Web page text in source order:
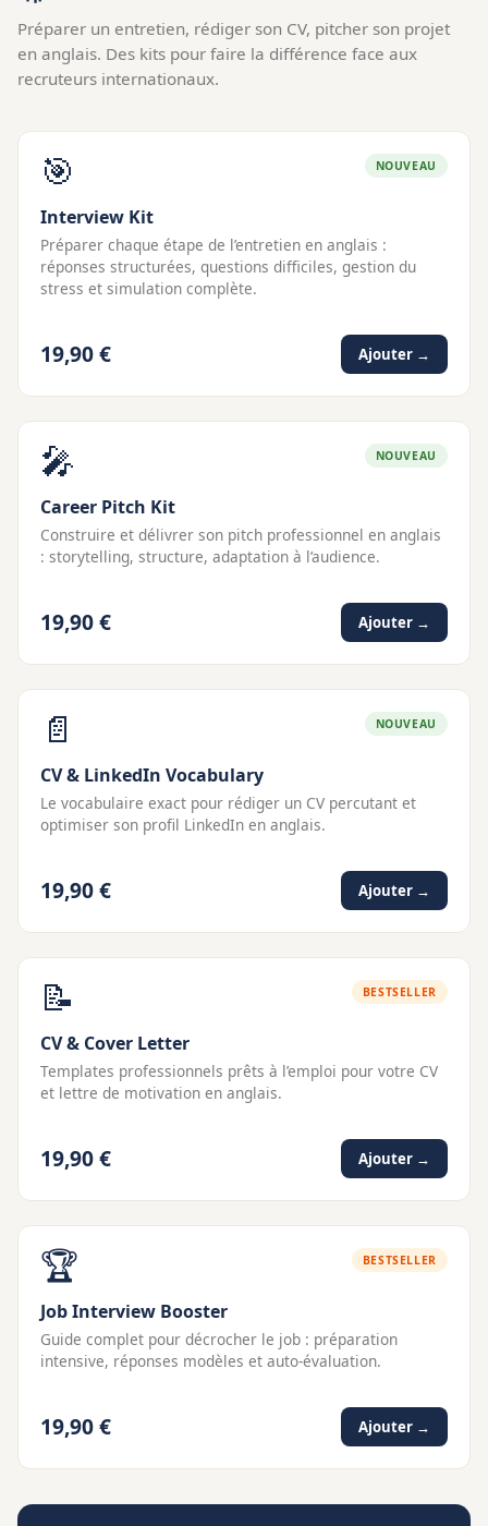
Préparer un entretien, rédiger son CV, pitcher son projet
en anglais. Des kits pour faire la différence face aux
recruteurs internationaux.
🎯 NOUVEAU
Interview Kit
Préparer chaque étape de l’entretien en anglais :
réponses structurées, questions difficiles, gestion du
stress et simulation complète.
19,90 € Ajouter →
🎤 NOUVEAU
Career Pitch Kit
Construire et délivrer son pitch professionnel en anglais
: storytelling, structure, adaptation à l’audience.
19,90 € Ajouter →
📄 NOUVEAU
CV & LinkedIn Vocabulary
Le vocabulaire exact pour rédiger un CV percutant et
optimiser son profil LinkedIn en anglais.
19,90 € Ajouter →
📝 BESTSELLER
CV & Cover Letter
Templates professionnels prêts à l’emploi pour votre CV
et lettre de motivation en anglais.
19,90 € Ajouter →
🏆 BESTSELLER
Job Interview Booster
Guide complet pour décrocher le job : préparation
intensive, réponses modèles et auto-évaluation.
19,90 € Ajouter →